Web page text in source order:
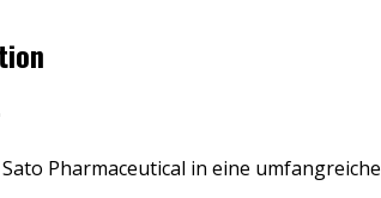
Pharmaceutical in eine